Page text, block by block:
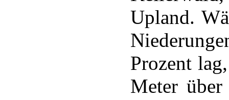
Upland.
Prozent
Meter